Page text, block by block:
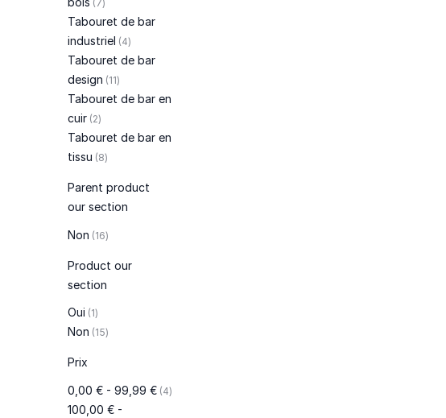
7
Tabouret de bar
industriel 4articles
Tabouret de bar
design 11articles
Tabouret de bar en
cuir 2articles
Tabouret de bar en
tissu 8articles
Parent product
our section
Non 16articles
Product our
section
Oui 1article
Non 15articles
Prix
0,00 €- 99,99 € 4articles
100,00 €-